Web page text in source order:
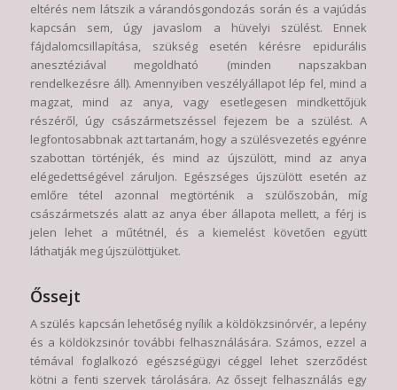
eltérés nem látszik a várandósgondozás során és a vajúdás
kapcsán sem, úgy javaslom a hüvelyi szülést. Ennek
fájdalomcsillapítása, szükség esetén kérésre epidurális
anesztéziával megoldható (minden napszakban
rendelkezésre áll). Amennyiben veszélyállapot lép fel, mind a
magzat, mind az anya, vagy esetlegesen mindkettőjük
részéről, úgy császármetszéssel fejezem be a szülést. A
legfontosabbnak azt tartanám, hogy a szülésvezetés egyénre
szabottan történjék, és mind az újszülött, mind az anya
elégedettségével záruljon. Egészséges újszülött esetén az
emlőre tétel azonnal megtörténik a szülőszobán, míg
császármetszés alatt az anya éber állapota mellett, a férj is
jelen lehet a műtétnél, és a kiemelést követően együtt
láthatják meg újszülöttjüket.
Őssejt
A szülés kapcsán lehetőség nyílik a köldökzsinórvér, a lepény
és a köldökzsinór további felhasználására. Számos, ezzel a
témával foglalkozó egészségügyi céggel lehet szerződést
kötni a fenti szervek tárolására. Az őssejt felhasználás egy